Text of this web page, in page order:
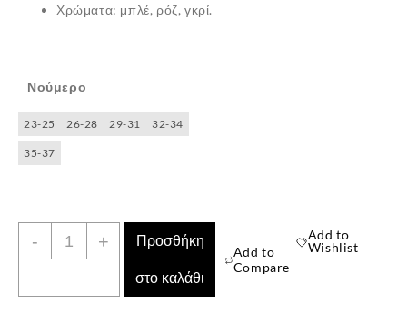
Χρώματα: μπλέ, ρόζ, γκρί.
Νούμερο
23-25 26-28 29-31 32-34
35-37
-
Παιδικές
Κάλτσες
Ζευγάρια
+ Προσθήκη
στο καλάθι
Add to
Compare
Add to
Wishlist